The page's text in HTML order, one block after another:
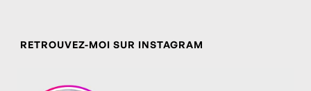
RETROUVEZ-MOI SUR INSTAGRAM